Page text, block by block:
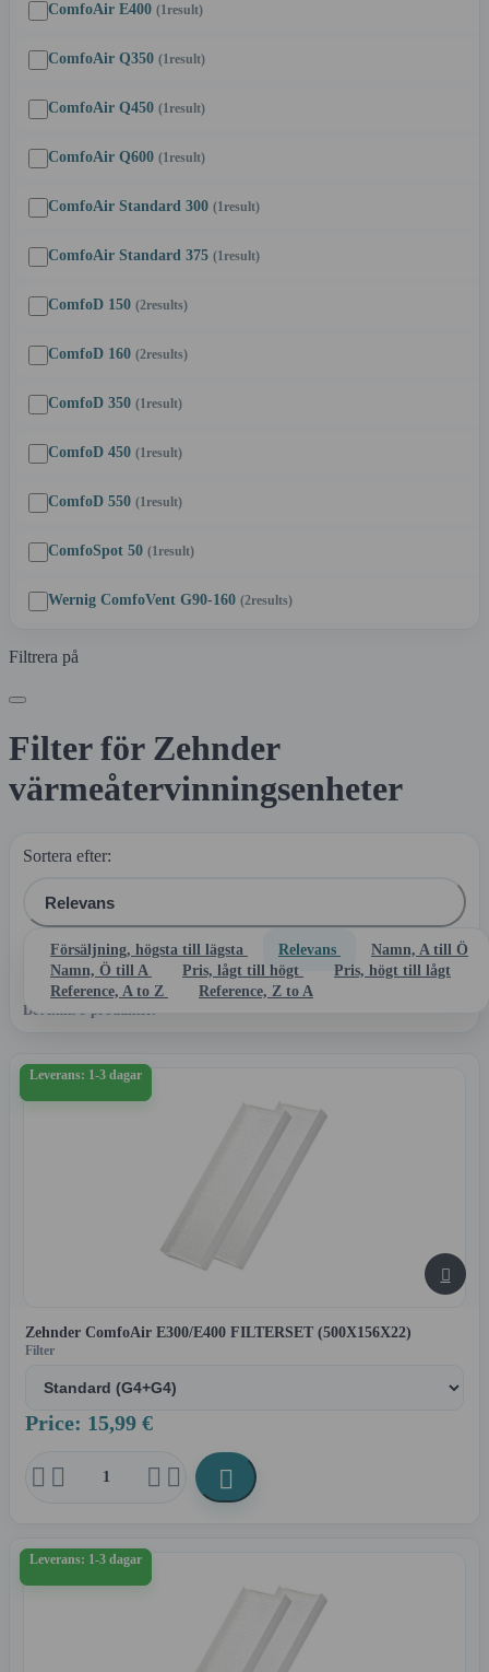
ComfoAir E400 (1result)
ComfoAir Q350 (1result)
ComfoAir Q450 (1result)
ComfoAir Q600 (1result)
ComfoAir Standard 300 (1result)
ComfoAir Standard 375 (1result)
ComfoD 150 (2results)
ComfoD 160 (2results)
ComfoD 350 (1result)
ComfoD 450 (1result)
ComfoD 550 (1result)
ComfoSpot 50 (1result)
Wernig ComfoVent G90-160 (2results)
Filtrera på
Filter för Zehnder
värmeåtervinningsenheter
Det finns 9 produkter.
Sortera efter:
Relevans
Försäljning, högsta till lägsta Relevans
Namn, A till Ö
Namn, Ö till A
Pris, lågt till högt
Pris, högt till lågt
Reference, A to Z
Reference, Z to A
 Filtrera
Leverans: 1-3 dagar

Zehnder ComfoAir E300/E400 FILTERSET (500X156X22)
Filter
Price: 15,99 €
    
Leverans: 1-3 dagar